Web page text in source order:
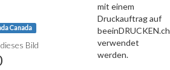
Canada
Bild
mit einem
Druckauftrag auf
beeinDRUCKEN.ch
verwendet
werden.